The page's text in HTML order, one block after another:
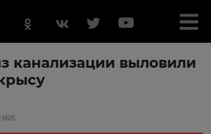
канализации выловили
6615